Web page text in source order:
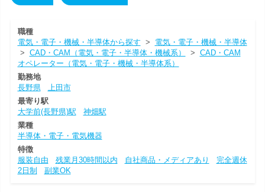
職種
電気・電子・機械・半導体から探す > 電気・電子・機械・半導体
> CAD・CAM（電気・電子・半導体・機械系） > CAD・CAM
オペレーター（電気・電子・機械・半導体系）
勤務地
長野県
上田市
最寄り駅
大学前(長野県)駅
神畑駅
業種
半導体・電子・電気機器
特徴
服装自由
残業月30時間以内 自社商品・メディアあり
完全週休
2日制
副業OK